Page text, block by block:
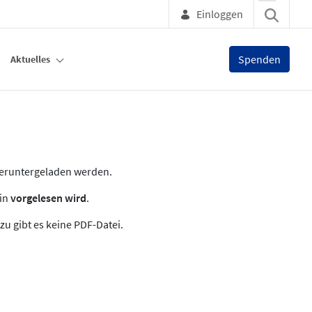
Einloggen
Aktuelles Spenden
werden.
vorgelesen wird.
gibt es keine PDF-Datei.